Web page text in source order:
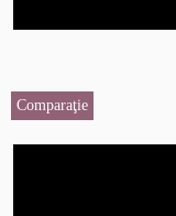
Comparaţie